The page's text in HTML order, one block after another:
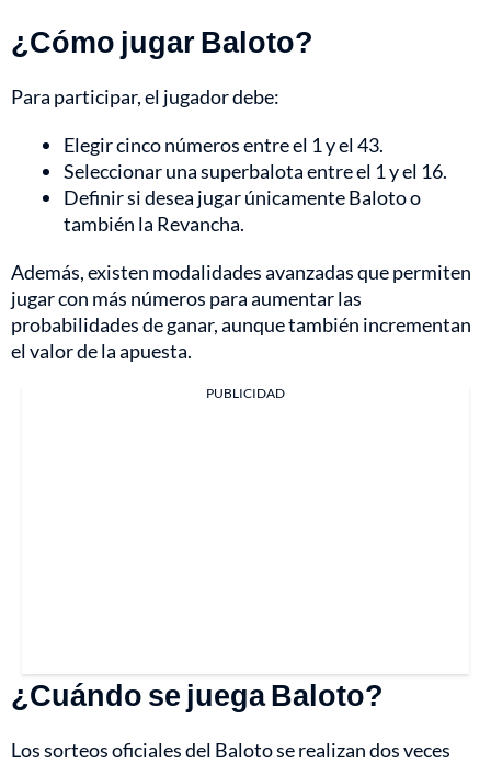
¿Cómo jugar Baloto?
Para participar, el jugador debe:
Elegir cinco números entre el 1 y el 43.
Seleccionar una superbalota entre el 1 y el 16.
Definir si desea jugar únicamente Baloto o
también la Revancha.
Además, existen modalidades avanzadas que permiten
jugar con más números para aumentar las
probabilidades de ganar, aunque también incrementan
el valor de la apuesta.
PUBLICIDAD
¿Cuándo se juega Baloto?
Los sorteos oficiales del Baloto se realizan dos veces